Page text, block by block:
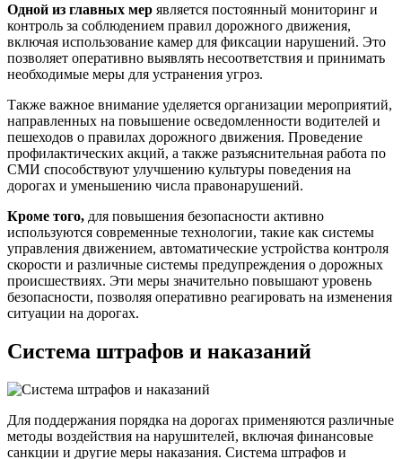
Одной из главных мер является постоянный мониторинг и
контроль за соблюдением правил дорожного движения,
включая использование камер для фиксации нарушений. Это
позволяет оперативно выявлять несоответствия и принимать
необходимые меры для устранения угроз.
Также важное внимание уделяется организации мероприятий,
направленных на повышение осведомленности водителей и
пешеходов о правилах дорожного движения. Проведение
профилактических акций, а также разъяснительная работа по
СМИ способствуют улучшению культуры поведения на
дорогах и уменьшению числа правонарушений.
Кроме того, для повышения безопасности активно
используются современные технологии, такие как системы
управления движением, автоматические устройства контроля
скорости и различные системы предупреждения о дорожных
происшествиях. Эти меры значительно повышают уровень
безопасности, позволяя оперативно реагировать на изменения
ситуации на дорогах.
Система штрафов и наказаний
Для поддержания порядка на дорогах применяются различные
методы воздействия на нарушителей, включая финансовые
санкции и другие меры наказания. Система штрафов и